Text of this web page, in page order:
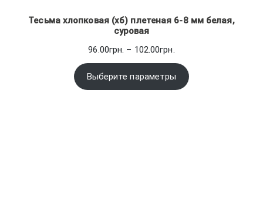
Тесьма хлопковая (хб) плетеная 6-8 мм белая,
суровая
96.00грн. – 102.00грн.
цен:
96.00грн.
–
Выберите параметры